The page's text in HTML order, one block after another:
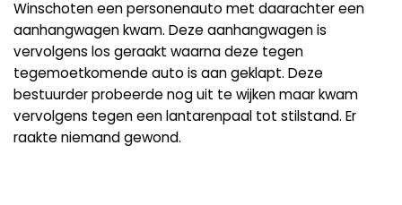
Winschoten een personenauto met daarachter een
aanhangwagen kwam. Deze aanhangwagen is
vervolgens los geraakt waarna deze tegen
tegemoetkomende auto is aan geklapt. Deze
bestuurder probeerde nog uit te wijken maar kwam
vervolgens tegen een lantarenpaal tot stilstand. Er
raakte niemand gewond.